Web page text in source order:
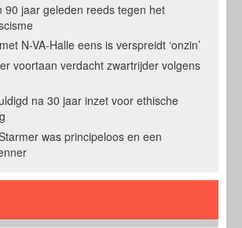
90 jaar geleden reeds tegen het
N-VA-Halle eens is verspreidt ‘onzin’
voortaan verdacht zwartrijder volgens
na 30 jaar inzet voor ethische
was principeloos en een